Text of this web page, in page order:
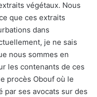
végétaux. Nous
que ces extraits
dans
je ne sais
nous sommes en
les contenants de ces
procès Obouf où le
ses avocats sur des